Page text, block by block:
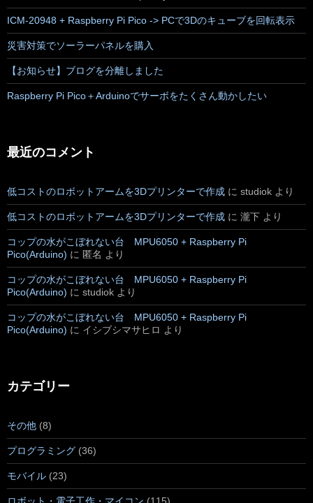
ICM-20948 + Raspberry Pi Pico -> PCで3Dのキューブを回転表示
災害対策でソーラーパネルを購入
【お知らせ】ブログを分離しました
Raspberry Pi Pico＋Arduinoでサーボをたくさん動かしたい
最近のコメント
低コストのロボットアームを3Dプリンターで作成 に studiok より
低コストのロボットアームを3Dプリンターで作成 に 瀧下 より
コップの水がこぼれない台 MPU6050 + Raspberry Pi
Pico(Arduino) に 匿名 より
コップの水がこぼれない台 MPU6050 + Raspberry Pi
Pico(Arduino) に studiok より
コップの水がこぼれない台 MPU6050 + Raspberry Pi
Pico(Arduino) に イシブシマサヒロ より
カテゴリー
その他 (8)
プログラミング (36)
モバイル (23)